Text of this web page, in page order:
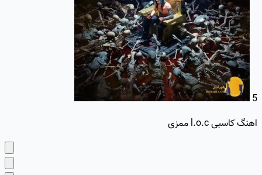
5
اهنگ کاسبی l.o.c ممزی